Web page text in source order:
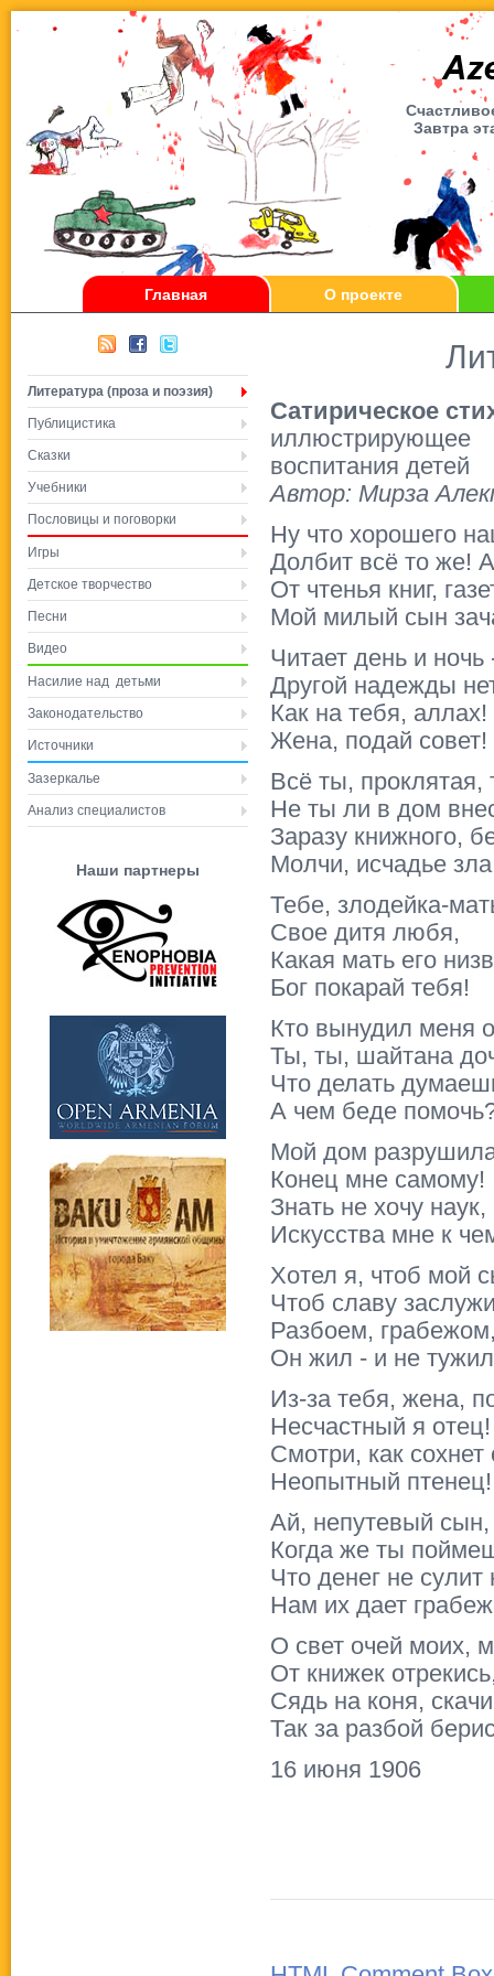
Завтра
Главная О проекте
Литература (проза и поэзия)
Публицистика
Сказки
Учебники
Пословицы и поговорки
Игры
Детское творчество
Песни
Видео
Насилие над детьми
Законодательство
Источники
Зазеркалье
Анализ специалистов
Наши партнеры
Сатирическое
воспитания детей
Автор: Мирза
Ну что хорошего
Долбит всё то же!
От чтенья книг,
Мой милый сын
Читает день и
Другой надежды
Как на тебя,
Жена, подай совет!
Всё ты,
Не ты ли в дом
Заразу книжного,
Молчи, исчадье
Тебе, злодейка-
Свое дитя любя,
Какая мать его
Бог покарай тебя!
Кто вынудил меня
Ты, ты, шайтана
Что делать
А чем беде
Мой дом
Конец мне самому!
Знать не хочу
Искусства мне к
Хотел я, чтоб мой
Чтоб славу
Разбоем,
Он жил - и не
Из-за тебя, жена,
Несчастный я отец!
Смотри, как
Неопытный птенец!
Ай, непутевый
Когда же ты
Что денег не
Нам их дает
О свет очей моих,
От книжек
Сядь на коня,
Так за разбой
16 июня 1906